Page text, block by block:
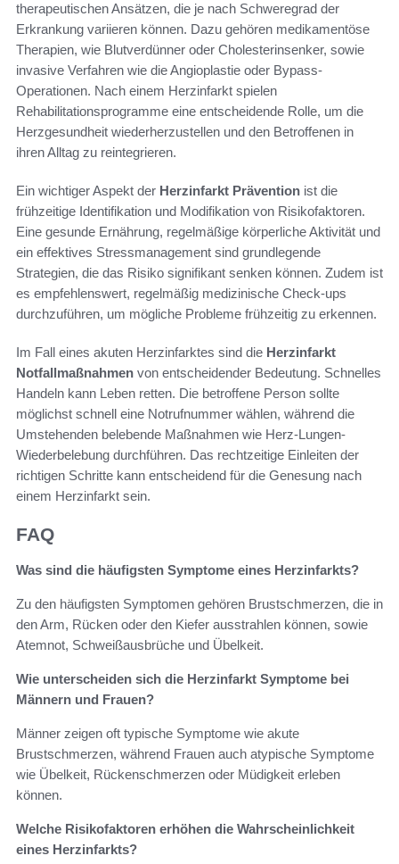
therapeutischen Ansätzen, die je nach Schweregrad der
Erkrankung variieren können. Dazu gehören medikamentöse
Therapien, wie Blutverdünner oder Cholesterinsenker, sowie
invasive Verfahren wie die Angioplastie oder Bypass-
Operationen. Nach einem Herzinfarkt spielen
Rehabilitationsprogramme eine entscheidende Rolle, um die
Herzgesundheit wiederherzustellen und den Betroffenen in
ihren Alltag zu reintegrieren.
Ein wichtiger Aspekt der Herzinfarkt Prävention ist die
frühzeitige Identifikation und Modifikation von Risikofaktoren.
Eine gesunde Ernährung, regelmäßige körperliche Aktivität und
ein effektives Stressmanagement sind grundlegende
Strategien, die das Risiko signifikant senken können. Zudem ist
es empfehlenswert, regelmäßig medizinische Check-ups
durchzuführen, um mögliche Probleme frühzeitig zu erkennen.
Im Fall eines akuten Herzinfarktes sind die Herzinfarkt
Notfallmaßnahmen von entscheidender Bedeutung. Schnelles
Handeln kann Leben retten. Die betroffene Person sollte
möglichst schnell eine Notrufnummer wählen, während die
Umstehenden belebende Maßnahmen wie Herz-Lungen-
Wiederbelebung durchführen. Das rechtzeitige Einleiten der
richtigen Schritte kann entscheidend für die Genesung nach
einem Herzinfarkt sein.
FAQ
Was sind die häufigsten Symptome eines Herzinfarkts?
Zu den häufigsten Symptomen gehören Brustschmerzen, die in
den Arm, Rücken oder den Kiefer ausstrahlen können, sowie
Atemnot, Schweißausbrüche und Übelkeit.
Wie unterscheiden sich die Herzinfarkt Symptome bei
Männern und Frauen?
Männer zeigen oft typische Symptome wie akute
Brustschmerzen, während Frauen auch atypische Symptome
wie Übelkeit, Rückenschmerzen oder Müdigkeit erleben
können.
Welche Risikofaktoren erhöhen die Wahrscheinlichkeit
eines Herzinfarkts?